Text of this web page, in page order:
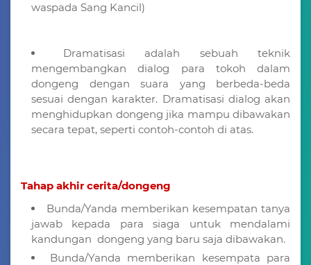
waspada Sang Kancil)
Dramatisasi adalah sebuah teknik
mengembangkan dialog para tokoh dalam
dongeng dengan suara yang berbeda-beda
sesuai dengan karakter. Dramatisasi dialog akan
menghidupkan dongeng jika mampu dibawakan
secara tepat, seperti contoh-contoh di atas.
Tahap akhir cerita/dongeng
Bunda/Yanda memberikan kesempatan tanya
jawab kepada para siaga untuk mendalami
kandungan dongeng yang baru saja dibawakan.
Bunda/Yanda memberikan kesempata para